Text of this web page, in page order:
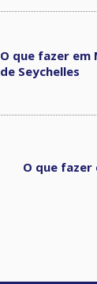
O que fazer em
de Seychelles
O que fazer